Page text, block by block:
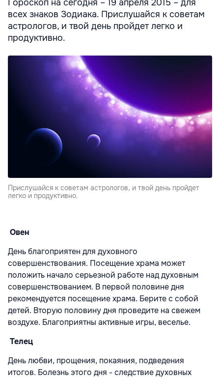
Гороскоп на сегодня – 19 апреля 2015 – для
всех знаков Зодиака. Прислушайся к советам
астрологов, и твой день пройдет легко и
продуктивно.
Прислушайся к советам астрологов, и твой день пройдет
легко и продуктивно.
Овен
День благоприятен для духовного
совершенствования. Посещение храма может
положить начало серьезной работе над духовным
совершенствованием. В первой половине дня
рекомендуется посещение храма. Берите с собой
детей. Вторую половину дня проведите на свежем
воздухе. Благоприятны активные игры, веселье.
Телец
День любви, прощения, покаяния, подведения
итогов. Болезнь этого дня - следствие духовных